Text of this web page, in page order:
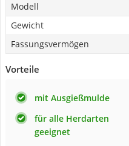
Modell
Gewicht
Fassungsvermögen
Vorteile
mit Ausgießmulde
für alle Herdarten
geeignet